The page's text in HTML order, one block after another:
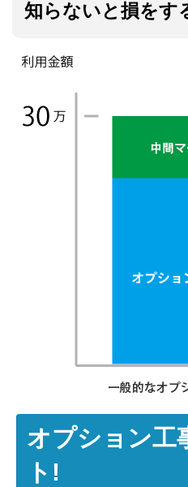
知らないと損をす
オプション工
ト!